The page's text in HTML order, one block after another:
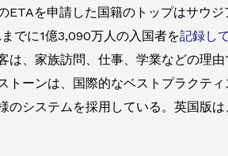
ETAを申請した国籍のトップはサウ
でに1億3,090万人の入国者を記録し
は、家族訪問、仕事、学業などの理
トーンは、国際的なベストプラクテ
のシステムを採用している。英国版